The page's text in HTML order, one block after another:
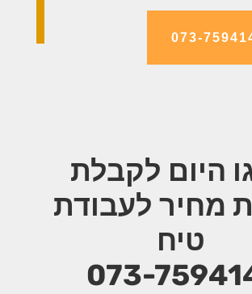
היום לקבלת
מחיר לעבודת
טיח
073-